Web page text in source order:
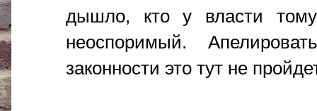
дышло, кто у власти
неоспоримый.
законности это тут не